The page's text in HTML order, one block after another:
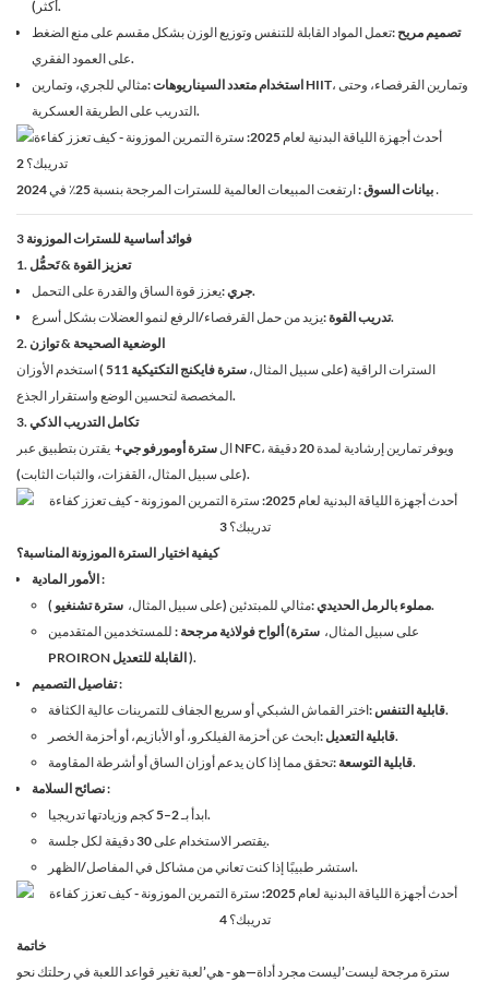
أكثر).
تصميم مريح :تعمل المواد القابلة للتنفس وتوزيع الوزن بشكل مقسم على منع الضغط
على العمود الفقري.
استخدام متعدد السيناريوهات:مثالي للجري، وتمارين HIIT، وتمارين القرفصاء، وحتى
التدريب على الطريقة العسكرية.
بيانات السوق .
3 فوائد أساسية للسترات الموزونة
1. تعزيز القوة & تَحمُّل
جري:يعزز قوة الساق والقدرة على التحمل.
تدريب القوة:يزيد من حمل القرفصاء/الرفع لنمو العضلات بشكل أسرع.
2. الوضعية الصحيحة & توازن
السترات الراقية (على سبيل المثال، سترة فايكنج التكتيكية 511
) استخدم الأوزان
المخصصة لتحسين الوضع واستقرار الجذع.
3. تكامل التدريب الذكي
السترة أومورفو جي+ يقترن بتطبيق عبر NFC، ويوفر تمارين إرشادية لمدة 20 دقيقة
(على سبيل المثال، القفزات، والثبات الثابت).
كيفية اختيار السترة الموزونة المناسبة؟
الأمور المادية:
مملوء بالرمل الحديدي:مثالي للمبتدئين (على سبيل المثال، سترة تشنغيو
).
ألواح فولاذية مرجحة
: للمستخدمين المتقدمين (على سبيل المثال، سترة
PROIRON القابلة للتعديل).
تفاصيل التصميم:
قابلية التنفس:اختر القماش الشبكي أو سريع الجفاف للتمرينات عالية الكثافة.
قابلية التعديل:ابحث عن أحزمة الفيلكرو، أو الأبازيم، أو أحزمة الخصر.
قابلية التوسعة:تحقق مما إذا كان يدعم أوزان الساق أو أشرطة المقاومة.
نصائح السلامة:
ابدأ بـ 2–5 كجم وزيادتها تدريجيا.
يقتصر الاستخدام على 30 دقيقة لكل جلسة.
استشر طبيبًا إذا كنت تعاني من مشاكل في المفاصل/الظهر.
خاتمة
سترة مرجحة ليست’ليست مجرد أداة—هو - هي’لعبة تغير قواعد اللعبة في رحلتك نحو